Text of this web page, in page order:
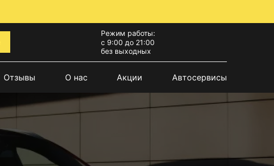
Режим работы:
с 9:00 до 21:00
без выходных
Отзывы О нас Акции Автосервисы